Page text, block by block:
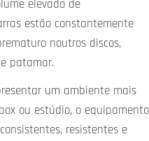
elevado de
estão constantemente
noutros discos,
patamar.
um ambiente mais
ou estúdio, o equipamento
resistentes e